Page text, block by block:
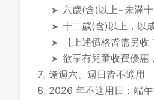
六歲(含)以上~未滿
十二歲(含)以上，以
【上述價格皆需另收
欲享有兒童收費優惠
逢週六、週日皆不適用
2026 年不適用日：端